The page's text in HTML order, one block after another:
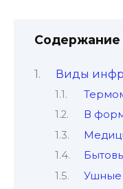
Содержание
Виды
В
Ушные